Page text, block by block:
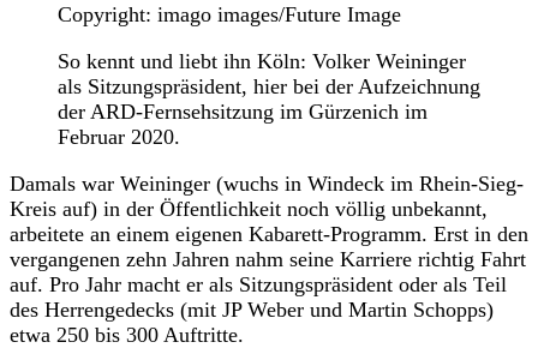
Copyright: imago images/Future Image
So kennt und liebt ihn Köln: Volker Weininger
als Sitzungspräsident, hier bei der Aufzeichnung
der ARD-Fernsehsitzung im Gürzenich im
Februar 2020.
Damals war Weininger (wuchs in Windeck im Rhein-Sieg-
Kreis auf) in der Öffentlichkeit noch völlig unbekannt,
arbeitete an einem eigenen Kabarett-Programm. Erst in den
vergangenen zehn Jahren nahm seine Karriere richtig Fahrt
auf. Pro Jahr macht er als Sitzungspräsident oder als Teil
des Herrengedecks (mit JP Weber und Martin Schopps)
etwa 250 bis 300 Auftritte.